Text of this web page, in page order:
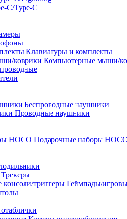
C/Type-C
Клавиатуры и комплекты
Компьютерные мыши/
Беспроводные наушники
Проводные наушники
Подарочные наборы HOCO
Трекеры
Геймпады/